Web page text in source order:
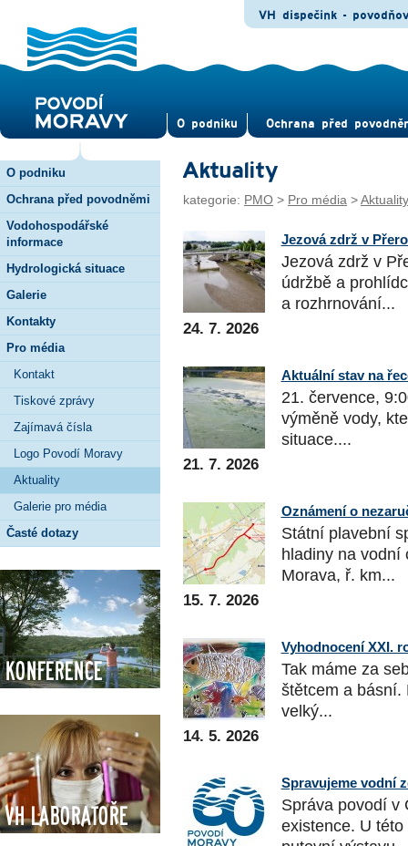
O pod­niku Ochrana před
VH dispečink -
O podniku
Ochrana před povodněmi
Vodohospodářské
informace
Hydrologická situace
Galerie
Kontakty
Pro média
Kontakt
Tiskové zprávy
Zajímavá čísla
Logo Povodí Moravy
Aktuality
Galerie pro média
Časté dotazy
Konference
VH Laboratoře
Aktuality
kategorie: PMO > Pro média >Aktuality
Jezová zdrž v
Jezová zdrž v
údržbě a
a rozhrnování...
24. 7. 2026
Aktuální stav na
21. července,
výměně vody,
situace....
21. 7. 2026
Oznámení o
Státní plavební
hladiny na vodní
Morava, ř. km...
15. 7. 2026
Vyhodnocení XXI.
Tak máme za
štětcem a básní.
velký...
14. 5. 2026
Spravujeme vodní
Správa povodí v
existence. U